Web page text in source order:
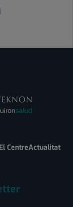
El CentreActualitat